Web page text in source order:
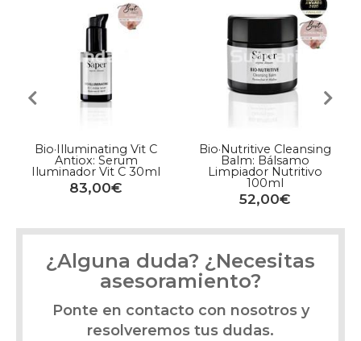
Bio·Illuminating Vit C
Antiox: Serum
Iluminador Vit C 30ml
83,00€
Bio·Nutritive Cleansing
Balm: Bálsamo
Limpiador Nutritivo
100ml
52,00€
¿Alguna duda? ¿Necesitas
asesoramiento?
Ponte en contacto con nosotros y
resolveremos tus dudas.